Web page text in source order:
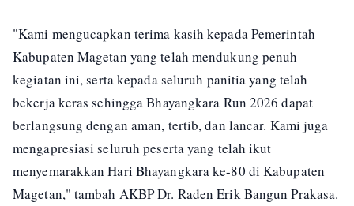
"Kami mengucapkan terima kasih kepada Pemerintah
Kabupaten Magetan yang telah mendukung penuh
kegiatan ini, serta kepada seluruh panitia yang telah
bekerja keras sehingga Bhayangkara Run 2026 dapat
berlangsung dengan aman, tertib, dan lancar. Kami juga
mengapresiasi seluruh peserta yang telah ikut
menyemarakkan Hari Bhayangkara ke-80 di Kabupaten
Magetan," tambah AKBP Dr. Raden Erik Bangun Prakasa.